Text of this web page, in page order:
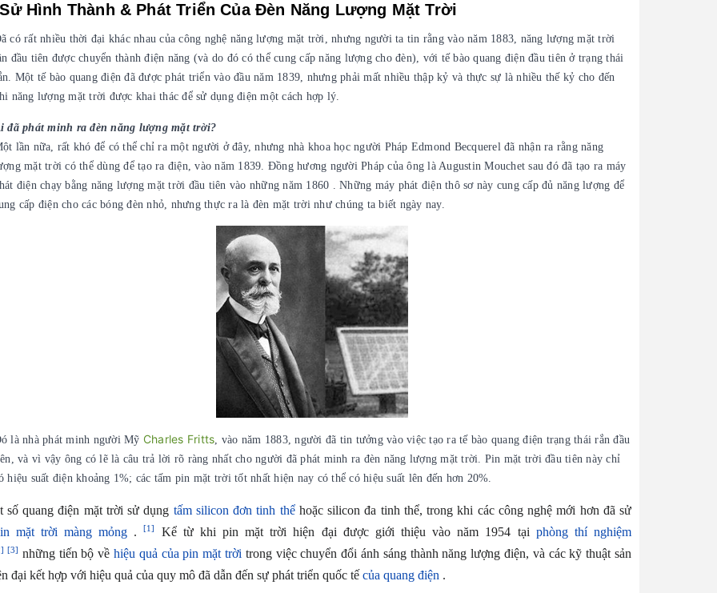
Hình Thành & Phát Triển Của Đèn Năng Lượng Mặt Trời
có rất nhiều thời đại khác nhau của công nghệ năng lượng mặt trời, nhưng người ta tin rằng vào năm 1883, năng lượng mặt trời
đầu tiên được chuyển thành điện năng (và do đó có thể cung cấp năng lượng cho đèn), với tế bào quang điện đầu tiên ở trạng thái
Một tế bào quang điện đã được phát triển vào đầu năm 1839, nhưng phải mất nhiều thập kỷ và thực sự là nhiều thế kỷ cho đến
năng lượng mặt trời được khai thác để sử dụng điện một cách hợp lý.
đã phát minh ra đèn năng lượng mặt trời?
lần nữa, rất khó để có thể chỉ ra một người ở đây, nhưng nhà khoa học người Pháp Edmond Becquerel đã nhận ra rằng năng
mặt trời có thể dùng để tạo ra điện, vào năm 1839. Đồng hương người Pháp của ông là Augustin Mouchet sau đó đã tạo ra máy
điện chạy bằng năng lượng mặt trời đầu tiên vào những năm 1860 . Những máy phát điện thô sơ này cung cấp đủ năng lượng để
cấp điện cho các bóng đèn nhỏ, nhưng thực ra là đèn mặt trời như chúng ta biết ngày nay.
là nhà phát minh người Mỹ Charles Fritts, vào năm 1883, người đã tin tưởng vào việc tạo ra tế bào quang điện trạng thái rắn đầu
và vì vậy ông có lẽ là câu trả lời rõ ràng nhất cho người đã phát minh ra đèn năng lượng mặt trời. Pin mặt trời đầu tiên này chỉ
hiệu suất điện khoảng 1%; các tấm pin mặt trời tốt nhất hiện nay có thể có hiệu suất lên đến hơn 20%.
quang điện mặt trời sử dụng tấm silicon đơn tinh thểhoặc silicon đa tinh thể, trong khi các công nghệ mới hơn đã sử
mặt trời màng mỏng .[1] Kể từ khi pin mặt trời hiện đại được giới thiệu vào năm 1954 tại phòng thí nghiệm
[3] những tiến bộ về hiệu quả của pin mặt trời trong việc chuyển đổi ánh sáng thành năng lượng điện, và các kỹ thuật sản
đại kết hợp với hiệu quả của quy mô đã dẫn đến sự phát triển quốc tế của quang điện .